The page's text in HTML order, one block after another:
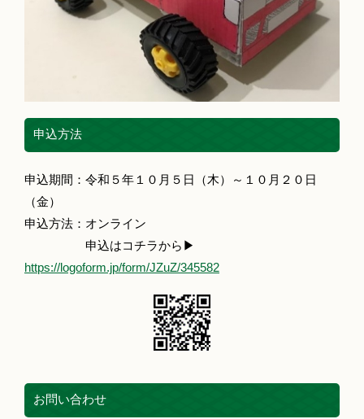
申込方法
申込期間：令和５年１０月５日（木）～１０月２０日
（金）
申込方法：オンライン
申込はコチラから▶
https://logoform.jp/form/JZuZ/345582
お問い合わせ